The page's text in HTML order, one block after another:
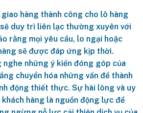
hàng thành công cho lô hàng
duy trì liên lạc thường xuyên với
rằng mọi yêu cầu, lo ngại hoặc
sẽ được đáp ứng kịp thời.
nghe những ý kiến đóng góp của
chuyển hóa những vấn đề thành
động thiết thực. Sự hài lòng và uy
hàng là nguồn động lực để